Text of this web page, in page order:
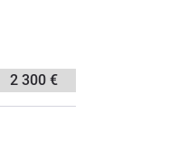
2 300 €